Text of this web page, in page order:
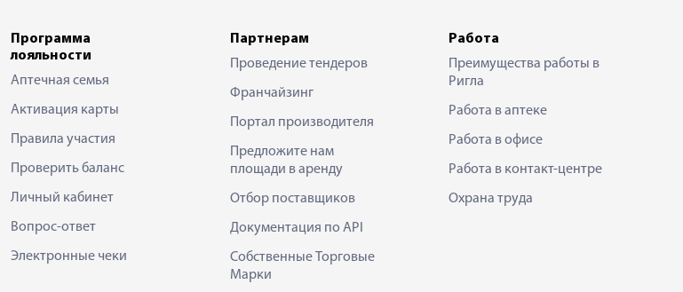
Программа
лояльности
Аптечная семья
Активация карты
Правила участия
Проверить баланс
Личный кабинет
Вопрос-ответ
Электронные чеки
Партнерам
Проведение тендеров
Франчайзинг
Портал производителя
Предложите нам
площади в аренду
Отбор поставщиков
Документация по API
Собственные Торговые
Марки
Работа
Преимущества работы в
Ригла
Работа в аптеке
Работа в офисе
Работа в контакт-центре
Охрана труда